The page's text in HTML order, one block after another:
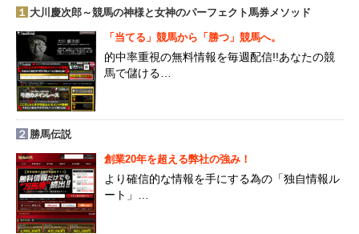
１ 大川慶次郎～競馬の神様と女神のパーフェクト馬券メソッド
「当てる」競馬から「勝つ」競馬へ。
的中率重視の無料情報を毎週配信!!あなたの競
馬で儲ける…
２ 勝馬伝説
創業20年を超える弊社の強み！
より確信的な情報を手にする為の「独自情報ル
ート」…